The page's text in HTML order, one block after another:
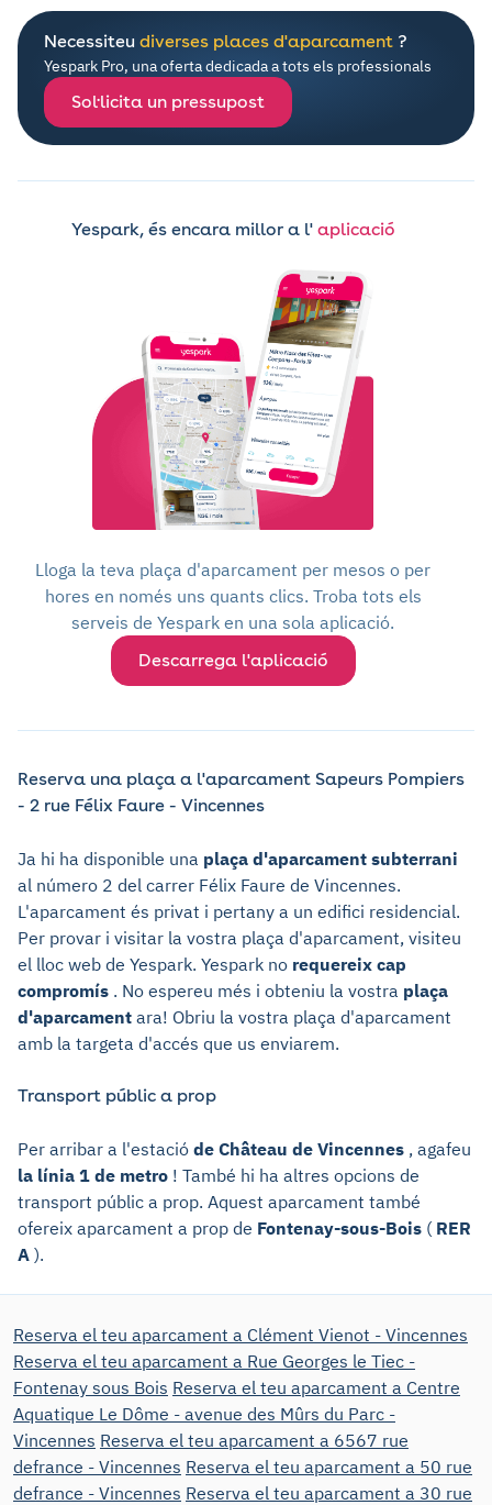
Necessiteu diverses places d'aparcament ?
Yespark Pro, una oferta dedicada a tots els professionals
Sol·licita un pressupost
Yespark, és encara millor a l' aplicació
Lloga la teva plaça d'aparcament per mesos o per
hores en només uns quants clics. Troba tots els
serveis de Yespark en una sola aplicació.
Descarrega l'aplicació
Reserva una plaça a l'aparcament Sapeurs Pompiers
- 2 rue Félix Faure - Vincennes
Ja hi ha disponible una plaça d'aparcament subterrani
al número 2 del carrer Félix Faure de Vincennes.
L'aparcament és privat i pertany a un edifici residencial.
Per provar i visitar la vostra plaça d'aparcament, visiteu
el lloc web de Yespark. Yespark no requereix cap
compromís . No espereu més i obteniu la vostra plaça
d'aparcament ara! Obriu la vostra plaça d'aparcament
amb la targeta d'accés que us enviarem.
Transport públic a prop
Per arribar a l'estació de Château de Vincennes , agafeu
la línia 1 de metro ! També hi ha altres opcions de
transport públic a prop. Aquest aparcament també
ofereix aparcament a prop de Fontenay-sous-Bois ( RER
A ).
Reserva el teu aparcament a Clément Vienot - Vincennes
Reserva el teu aparcament a Rue Georges le Tiec -
Fontenay sous Bois Reserva el teu aparcament a Centre
Aquatique Le Dôme - avenue des Mûrs du Parc -
Vincennes Reserva el teu aparcament a 6567 rue
defrance - Vincennes Reserva el teu aparcament a 50 rue
defrance - Vincennes Reserva el teu aparcament a 30 rue